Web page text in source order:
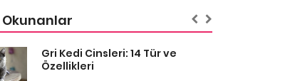
Okunanlar
Gri Kedi Cinsleri: 14 Tür ve
Özellikleri